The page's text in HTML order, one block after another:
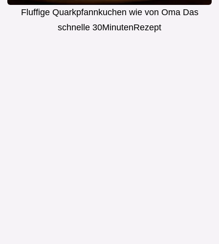
Fluffige Quarkpfannkuchen wie von Oma Das
schnelle 30MinutenRezept